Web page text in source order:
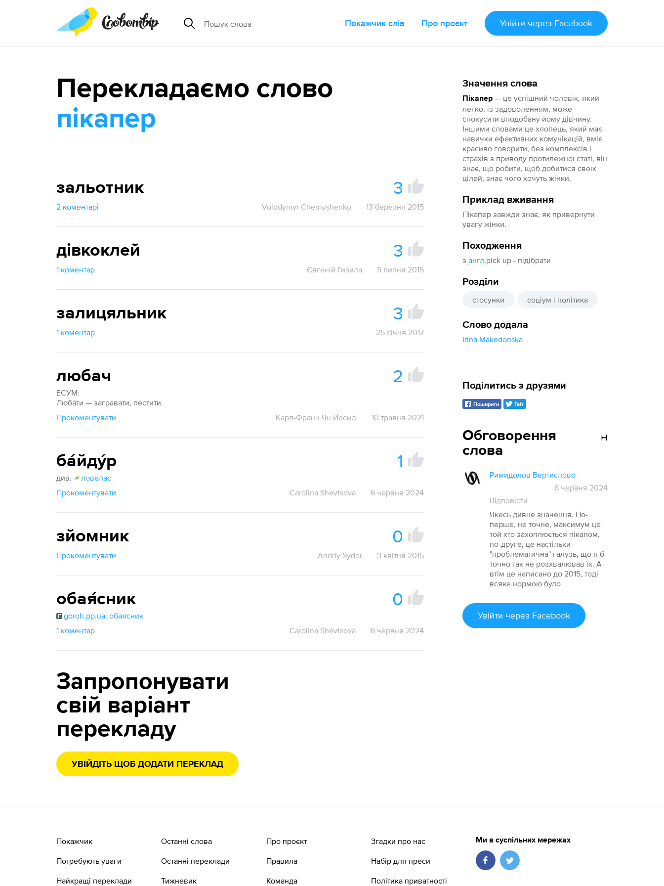
Покажчик слів Про проєкт Увійти через Facebook
Значення слова
Пікапер — це успішний чоловік, який
легко, із задоволенням, може
спокусити вподобану йому дівчину.
Іншими словами це хлопець, який має
навички ефективних комунікацій, вміє
красиво говорити, без комплексів і
страхів з приводу протилежної статі, він
знає, що робити, щоб добитися своїх
цілей, знає чого хочуть жінки.
Приклад вживання
Пікапер завжди знає, як привернути
увагу жінки.
Походження
зангл.pick up - підібрати
Розділи
стосунки соціум і політика
Слово додала
Irina Makedonska
Перекладаємо слово
пікапер
зальотник 3
2 коментарі Volodymyr Chernyshenko 13 березня 2015
дівкоклей 3
1 коментар Євгеній Гизила 5 липня 2015
залицяльник 3
1 коментар 25 січня 2017
любач 2
ЕСУМ:
Люба́ти — загравати, пестити.
Прокоментувати
Карл-Франц Ян Йосиф 10 травня 2021
ба́йду́р 1
див.
ловелас
Прокоментувати
Carolina Shevtsova 6 червня 2024
зйомник 0
Прокоментувати Andriy Sydor 3 квітня 2015
обая́сник 0
goroh.pp.ua: обаясник
1 коментар
Carolina Shevtsova 6 червня 2024
Запропонувати
свій варіант
перекладу
УВІЙДІТЬ ЩОБ ДОДАТИ ПЕРЕКЛАД
Обговорення
слова
Римидолов Вертислово
6 червня 2024
Відповісти
Якесь дивне значення. По-
перше, не точне, максимум це
той хто захоплюється пікапом,
по-друге, це настільки
"проблематична" галузь, що я б
точно так не розхвалював їх. А
втім це написано до 2015, тоді
всяке нормою було
Увійти через Facebook
Поділитись з друзями
Поширити Твіт
Покажчик
Потребують уваги
Найкращі переклади
Останні слова
Останні переклади
Тижневик
Про проєкт
Правила
Команда
Згадки про нас
Набір для преси
Політика приватності
Ми в суспільних мережах